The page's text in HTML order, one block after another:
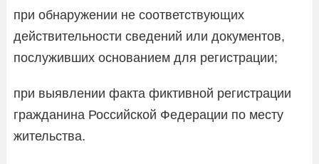
при обнаружении не соответствующих
действительности сведений или документов,
послуживших основанием для регистрации;
при выявлении факта фиктивной регистрации
гражданина Российской Федерации по месту
жительства.